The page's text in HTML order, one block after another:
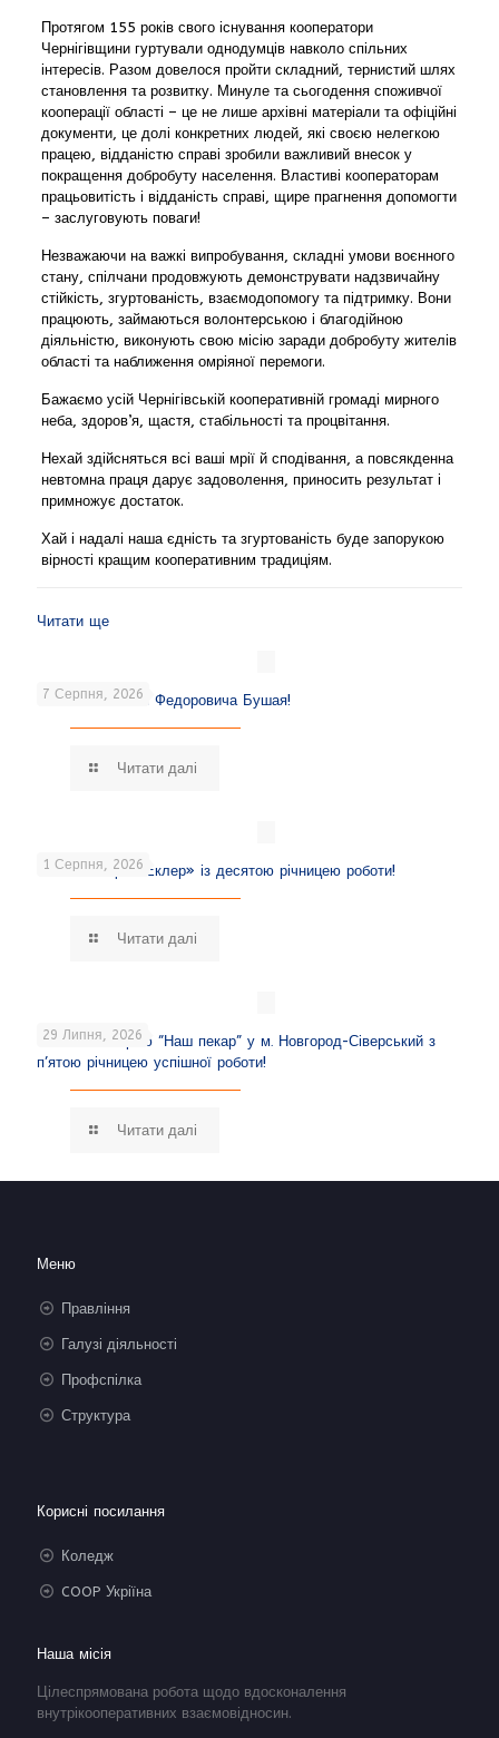
Протягом 155 років свого існування кооператори
Чернігівщини гуртували однодумців навколо спільних
інтересів. Разом довелося пройти складний, тернистий шлях
становлення та розвитку. Минуле та сьогодення споживчої
кооперації області – це не лише архівні матеріали та офіційні
документи, це долі конкретних людей, які своєю нелегкою
працею, відданістю справі зробили важливий внесок у
покращення добробуту населення. Властиві кооператорам
працьовитість і відданість справі, щире прагнення допомогти
– заслуговують поваги!
Незважаючи на важкі випробування, складні умови воєнного
стану, спілчани продовжують демонструвати надзвичайну
стійкість, згуртованість, взаємодопомогу та підтримку. Вони
працюють, займаються волонтерською і благодійною
діяльністю, виконують свою місію заради добробуту жителів
області та наближення омріяної перемоги.
Бажаємо усій Чернігівській кооперативній громаді мирного
неба, здоров’я, щастя, стабільності та процвітання.
Нехай здійсняться всі ваші мрії й сподівання, а повсякденна
невтомна праця дарує задоволення, приносить результат і
примножує достаток.
Хай і надалі наша єдність та згуртованість буде запорукою
вірності кращим кооперативним традиціям.
Читати ще
7 Серпня, 2026
Вітаємо Олексія Федоровича Бушая!
Читати далі
1 Серпня, 2026
Вітаємо кафе «Еклер» із десятою річницею роботи!
Читати далі
29 Липня, 2026
Вітаємо пекарню “Наш пекар” у м. Новгород-Сіверський з
п’ятою річницею успішної роботи!
Читати далі
Меню
Правління
Галузі діяльності
Профспілка
Структура
Корисні посилання
Коледж
COOP Укріїна
Наша місія
Цілеспрямована робота щодо вдосконалення
внутрікооперативних взаємовідносин.